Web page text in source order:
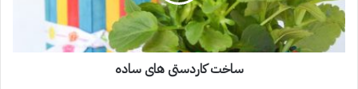
ساخت کاردستی های ساده